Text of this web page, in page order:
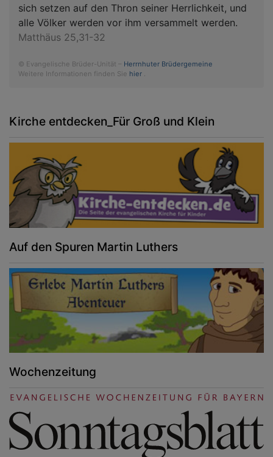
sich setzen auf den Thron seiner Herrlichkeit, und
alle Völker werden vor ihm versammelt werden.
Matthäus 25,31-32
© Evangelische Brüder-Unität – Herrnhuter Brüdergemeine
Weitere Informationen finden Sie hier .
Kirche entdecken_Für Groß und Klein
Auf den Spuren Martin Luthers
Wochenzeitung